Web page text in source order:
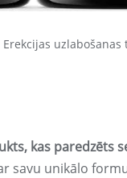
Erekcijas uzlabošanas
kas paredzēts
savu unikālo